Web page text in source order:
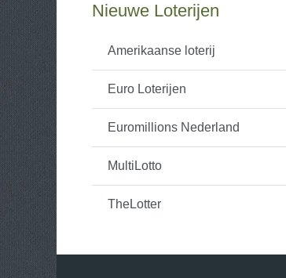
Nieuwe Loterijen
Amerikaanse loterij
Euro Loterijen
Euromillions Nederland
MultiLotto
TheLotter